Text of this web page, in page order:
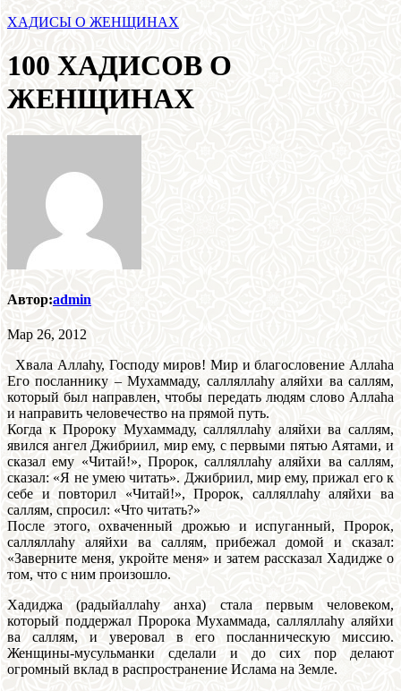
ХАДИСЫ О ЖЕНЩИНАХ
100 ХАДИСОВ О
ЖЕНЩИНАХ
Автор:admin
Мар 26, 2012
Хвала Аллаhу, Господу миров! Мир и благословение Аллаhа
Его посланнику – Мухаммаду, салляллаhу аляйхи ва саллям,
который был направлен, чтобы передать людям слово Аллаhа
и направить человечество на прямой путь.
Когда к Пророку Мухаммаду, салляллаhу аляйхи ва саллям,
явился ангел Джибриил, мир ему, с первыми пятью Аятами, и
сказал ему «Читай!», Пророк, салляллаhу аляйхи ва саллям,
сказал: «Я не умею читать». Джибриил, мир ему, прижал его к
себе и повторил «Читай!», Пророк, салляллаhу аляйхи ва
саллям, спросил: «Что читать?»
После этого, охваченный дрожью и испуганный, Пророк,
салляллаhу аляйхи ва саллям, прибежал домой и сказал:
«Заверните меня, укройте меня» и затем рассказал Хадидже о
том, что с ним произошло.
Хадиджа (радыйаллаhу анха) стала первым человеком,
который поддержал Пророка Мухаммада, салляллаhу аляйхи
ва саллям, и уверовал в его посланническую миссию.
Женщины-мусульманки сделали и до сих пор делают
огромный вклад в распространение Ислама на Земле.